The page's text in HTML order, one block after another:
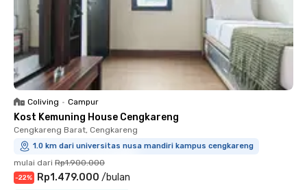
Coliving • Campur
Kost Kemuning House Cengkareng
Cengkareng Barat, Cengkareng
1.0 km dari universitas nusa mandiri kampus cengkareng
mulai dari Rp1.900.000
-22% Rp1.479.000 /bulan